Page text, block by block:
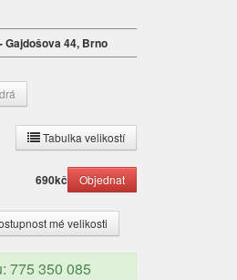
Gajdošova 44, Brno
Tabulka velikostí
690kč
mé velikosti
775 350 085